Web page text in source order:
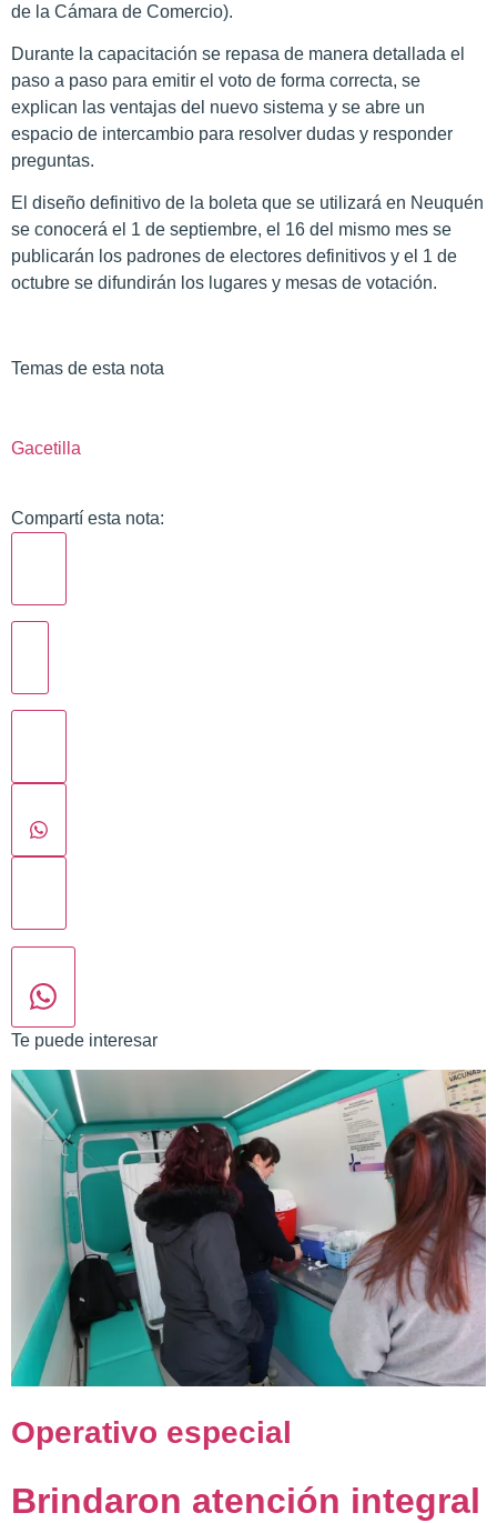
de la Cámara de Comercio).
Durante la capacitación se repasa de manera detallada el
paso a paso para emitir el voto de forma correcta, se
explican las ventajas del nuevo sistema y se abre un
espacio de intercambio para resolver dudas y responder
preguntas.
El diseño definitivo de la boleta que se utilizará en Neuquén
se conocerá el 1 de septiembre, el 16 del mismo mes se
publicarán los padrones de electores definitivos y el 1 de
octubre se difundirán los lugares y mesas de votación.
Temas de esta nota
Gacetilla
Compartí esta nota:
Te puede interesar
Operativo especial
Brindaron atención integral